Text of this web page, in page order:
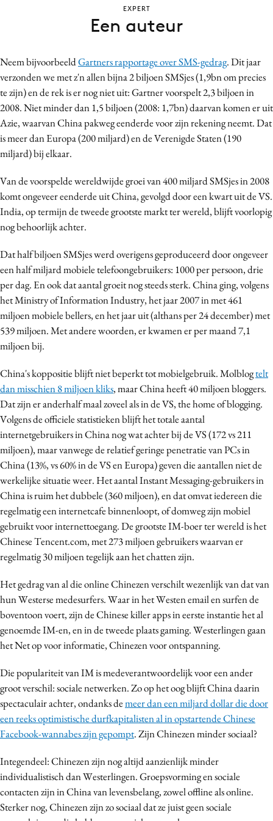
Contentmarketing
Craft
Customer Experience
Data & Insights
Design
Digital transformation
Diversiteit
Effectiviteit
Gedragsverandering
Influencer marketing
Interne communicatie
Martech
Media
Merkstrategie
Programmatic
Reputatie & crisis
Neem bijvoorbeeldGartners rapportage over SMS-gedrag. Dit jaar
verzonden we met z'n allen bijna 2 biljoen SMSjes (1,9bn om precies
te zijn) en de rek is er nog niet uit: Gartner voorspelt 2,3 biljoen in
2008. Niet minder dan 1,5 biljoen (2008: 1,7bn) daarvan komen er uit
Azie, waarvan China pakweg eenderde voor zijn rekening neemt. Dat
is meer dan Europa (200 miljard) en de Verenigde Staten (190
miljard) bij elkaar.
Van de voorspelde wereldwijde groei van 400 miljard SMSjes in 2008
komt ongeveer eenderde uit China, gevolgd door een kwart uit de VS.
India, op termijn de tweede grootste markt ter wereld, blijft voorlopig
nog behoorlijk achter.
Dat half biljoen SMSjes werd overigens geproduceerd door ongeveer
een half miljard mobiele telefoongebruikers: 1000 per persoon, drie
per dag. En ook dat aantal groeit nog steeds sterk. China ging, volgens
het Ministry of Information Industry, het jaar 2007 in met 461
miljoen mobiele bellers, en het jaar uit (althans per 24 december) met
539 miljoen. Met andere woorden, er kwamen er per maand 7,1
miljoen bij.
China's koppositie blijft niet beperkt tot mobielgebruik. Molblogtelt
dan misschien 8 miljoen kliks, maar China heeft 40 miljoen bloggers.
Dat zijn er anderhalf maal zoveel als in de VS, the home of blogging.
Volgens de officiele statistieken blijft het totale aantal
internetgebruikers in China nog wat achter bij de VS (172 vs 211
miljoen), maar vanwege de relatief geringe penetratie van PCs in
China (13%, vs 60% in de VS en Europa) geven die aantallen niet de
werkelijke situatie weer. Het aantal Instant Messaging-gebruikers in
China is ruim het dubbele (360 miljoen), en dat omvat iedereen die
regelmatig een internetcafe binnenloopt, of domweg zijn mobiel
gebruikt voor internettoegang. De grootste IM-boer ter wereld is het
Chinese Tencent.com, met 273 miljoen gebruikers waarvan er
regelmatig 30 miljoen tegelijk aan het chatten zijn.
Het gedrag van al die online Chinezen verschilt wezenlijk van dat van
hun Westerse medesurfers. Waar in het Westen email en surfen de
boventoon voert, zijn de Chinese killer apps in eerste instantie het al
genoemde IM-en, en in de tweede plaats gaming. Westerlingen gaan
het Net op voor informatie, Chinezen voor ontspanning.
Die populariteit van IM is medeverantwoordelijk voor een ander
groot verschil: sociale netwerken. Zo op het oog blijft China daarin
spectaculair achter, ondanks demeer dan een miljard dollar die door
een reeks optimistische durfkapitalisten al in opstartende Chinese
Facebook-wannabes zijn gepompt. Zijn Chinezen minder sociaal?
Integendeel: Chinezen zijn nog altijd aanzienlijk minder
individualistisch dan Westerlingen. Groepsvorming en sociale
contacten zijn in China van levensbelang, zowel offline als online.
Sterker nog, Chinezen zijn zo sociaal dat ze juist geen sociale
EXPERT
Een auteur